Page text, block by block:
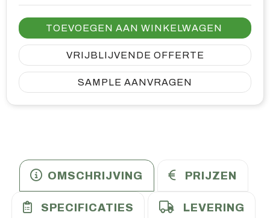
TOEVOEGEN AAN WINKELWAGEN
VRIJBLIJVENDE OFFERTE
SAMPLE AANVRAGEN
OMSCHRIJVING PRIJZEN
SPECIFICATIES LEVERING